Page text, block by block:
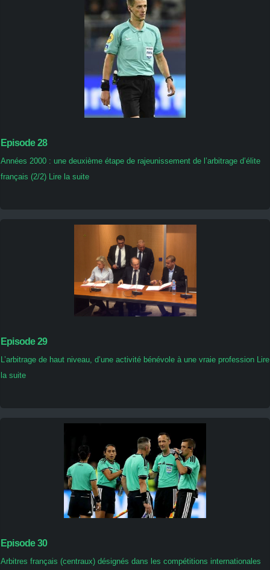
Episode 28
Années 2000 : une deuxième étape de rajeunissement de l’arbitrage d’élite
français (2/2) Lire la suite
Episode 29
L’arbitrage de haut niveau, d’une activité bénévole à une vraie profession Lire
la suite
Episode 30
Arbitres français (centraux) désignés dans les compétitions internationales